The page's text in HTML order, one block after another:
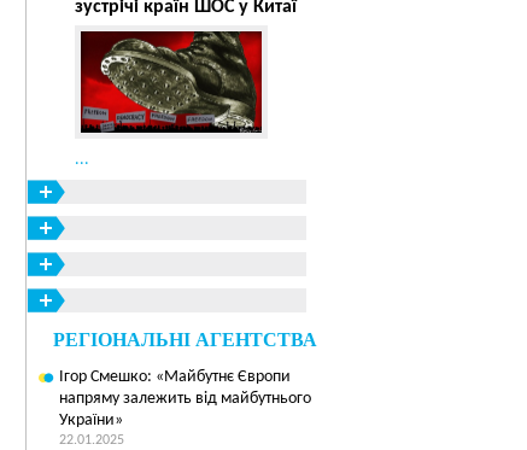
зустрічі країн ШОС у Китаї
...
РЕГІОНАЛЬНІ АГЕНТСТВА
Ігор Смешко: «Майбутнє Європи
напряму залежить від майбутнього
України»
22.01.2025